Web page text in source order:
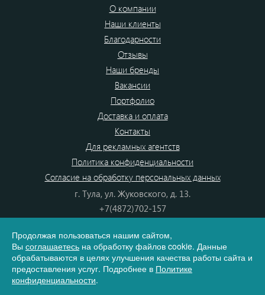
О компании
Наши клиенты
Благодарности
Отзывы
Наши бренды
Вакансии
Портфолио
Доставка и оплата
Контакты
Для рекламных агентств
Политика конфиденциальности
Согласие на обработку персональных данных
г. Тула, ул. Жуковского, д. 13.
+7(4872)702-157
8(800) 555-80-87
e-mail:info@dono.su
Продолжая пользоваться нашим сайтом,
Вы соглашаетесь на обработку файлов cookie. Данные
обрабатываются в целях улучшения качества работы сайта и
предоставления услуг. Подробнее в Политике
конфиденциальности.